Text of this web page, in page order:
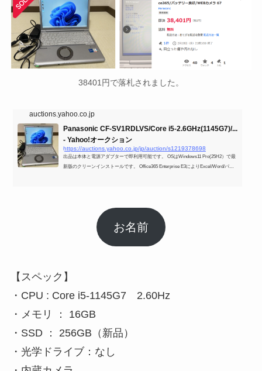
38401円で落札されました。
auctions.yahoo.co.jp
Panasonic CF-SV1RDLVS/Core i5-2.6GHz(1145G7)/...
- Yahoo!オークション
https://auctions.yahoo.co.jp/jp/auction/s1219378698
出品は本体と電源アダプターで即利用可能です。 OSはWindows11 Pro(25H2）で最
新版のクリーンインストールです。 Office365 Enterprise E3によりExcel/Word/パワ
お名前
【スペック】
・CPU : Core i5-1145G7 2.60Hz
・メモリ ： 16GB
・SSD ： 256GB（新品）
・光学ドライブ：なし